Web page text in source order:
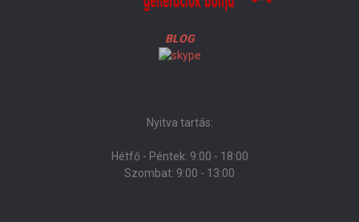
BLOG
Nyitva tartás:
Hétfő - Péntek: 9:00 - 18:00
Szombat: 9:00 - 13:00